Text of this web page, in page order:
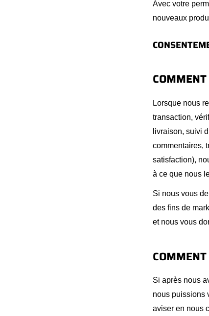
Avec votre
nouveaux
Lorsque nous
transaction,
livraison, suivi
commentaires,
satisfaction),
à ce que nous
Si nous vous
des fins de
et nous vous
Si après nous
nous puissions
aviser en nous